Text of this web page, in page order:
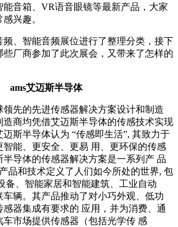
音箱、VR语音眼镜等最新产品，大家
兴趣。
频、智能音频展位进行了整理分类，接下
厂商参加了此次展会，又带来了怎样的
ams艾迈斯半导体
先的先进传感器解决方案设计和制造
造商均凭借艾迈斯半导体的传感技术实现
斯半导体认为 “传感即生活”, 其致力于
能、更安全、更易 用、更环保的传感
导体的传感器解决方案是一系列产 品
品和技术定义了人们如今所处的世界, 包
备、智能家居和智能建筑、工业自动
辆。其产品推动了对小巧外观、低功
器集成有要求的 应用，并为消费、通
市场提供传感器（包括光学传 感